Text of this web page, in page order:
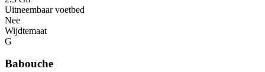
Uitneembaar voetbed
Nee
Wijdtemaat
G
Babouche